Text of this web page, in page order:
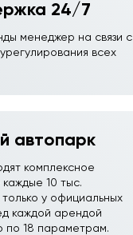
24/7
менеджер на связи с
всех
автопарк
комплексное
10 тыс.
у официальных
каждой арендой
по 18 параметрам.